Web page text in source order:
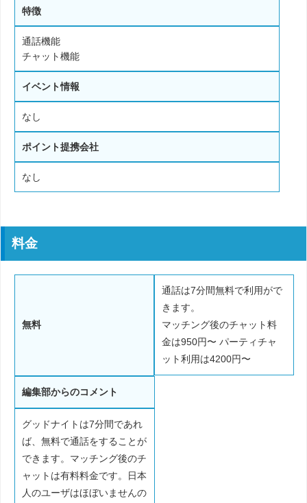
特徴
通話機能
チャット機能
イベント情報
なし
ポイント提携会社
なし
料金
無料
通話は7分間無料で利用がで
きます。
マッチング後のチャット料
金は950円〜 パーティチャ
ット利用は4200円〜
編集部からのコメント
グッドナイトは7分間であれ
ば、無料で通話をすることが
できます。マッチング後のチ
ャットは有料料金です。日本
人のユーザはほぼいませんの